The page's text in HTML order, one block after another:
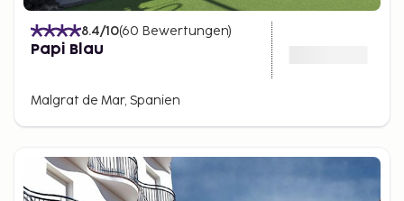
8.4/10(60 Bewertungen)
Papi Blau
Malgrat de Mar, Spanien